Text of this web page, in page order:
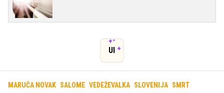
UI
MARUČA NOVAK SALOME VEDEŽEVALKA SLOVENIJA SMRT